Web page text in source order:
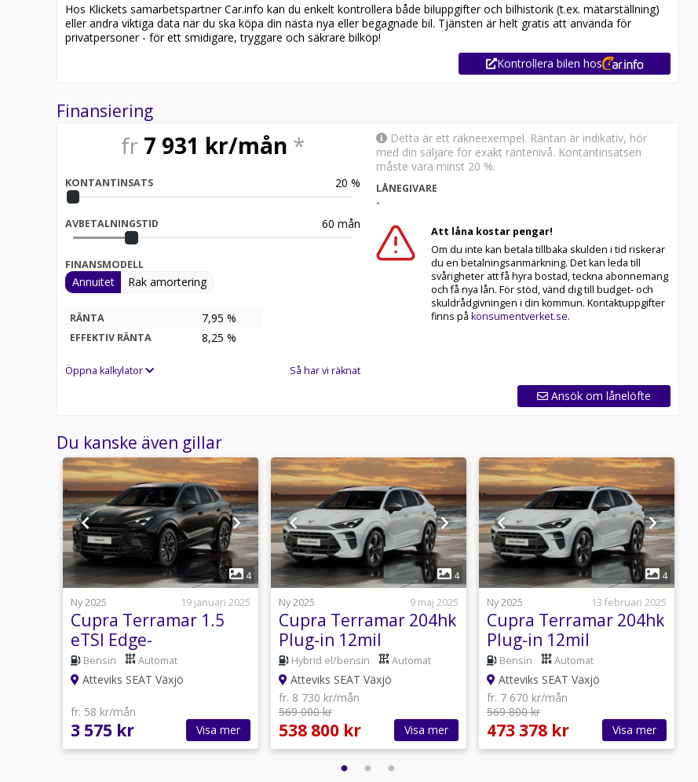
Hos Klickets samarbetspartner Car.info kan du enkelt kontrollera både biluppgifter och bilhistorik (t.ex. mätarställning)
eller andra viktiga data när du ska köpa din nästa nya eller begagnade bil. Tjänsten är helt gratis att använda för
privatpersoner - för ett smidigare, tryggare och säkrare bilköp!
Kontrollera bilen hos
Finansiering
fr 7 931 kr/mån *
KONTANTINSATS 20 %
AVBETALNINGSTID 60 mån
FINANSMODELL
Annuitet Rak amortering
RÄNTA 7,95 %
EFFEKTIV RÄNTA 8,25 %
Öppna kalkylator Så har vi räknat
Detta är ett räkneexempel. Räntan är indikativ, hör
med din säljare för exakt räntenivå. Kontantinsatsen
måste vara minst 20 %.
LÅNEGIVARE
-
Att låna kostar pengar!
Om du inte kan betala tillbaka skulden i tid riskerar
du en betalningsanmärkning. Det kan leda till
svårigheter att få hyra bostad, teckna abonnemang
och få nya lån. För stöd, vänd dig till budget- och
skuldrådgivningen i din kommun. Kontaktuppgifter
finns på konsumentverket.se.
Ansök om lånelöfte
Du kanske även gillar
4
Ny 2025
19 januari 2025
Cupra Terramar 1.5
eTSI Edge-
paket/metallic
LAGERBIL!
Bensin Automat
Atteviks SEAT Växjö
fr. 58 kr/mån
3 575 kr Visa mer
1
4
Ny 2025
9 maj 2025
Cupra Terramar 204hk
Plug-in 12mil
LAGERBIL LIMITED
EDITION!
Hybrid el/bensin Automat
Atteviks SEAT Växjö
fr. 8 730 kr/mån
569 000 kr
538 800 kr Visa mer
1
4
Ny 2025
13 februari 2025
Cupra Terramar 204hk
Plug-in 12mil
LAGERBIL LIMITED
EDITION!
Bensin Automat
Atteviks SEAT Växjö
fr. 7 670 kr/mån
569 800 kr
473 378 kr Visa mer